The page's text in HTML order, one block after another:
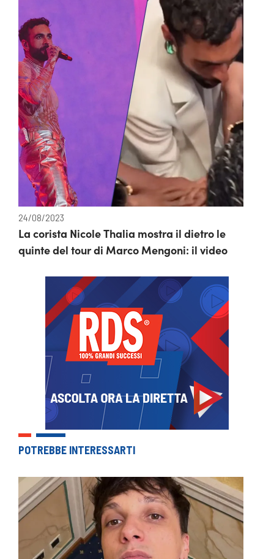
24/08/2023
La corista Nicole Thalia mostra il dietro le
quinte del tour di Marco Mengoni: il video
POTREBBE INTERESSARTI